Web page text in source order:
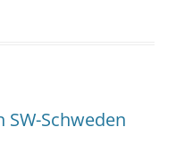
Schweden